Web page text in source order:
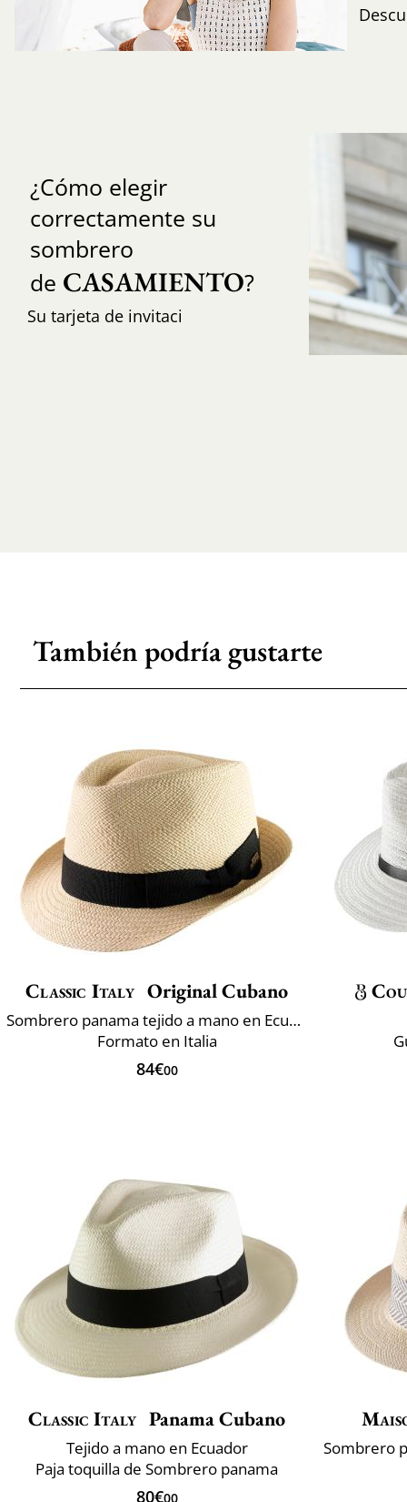
¿Cómo elegir
correctamente su
sombrero
de CASAMIENTO?
Su tarjeta de invitaci
También podría gustarte
Classic Italy Original Cubano
Sombrero panama tejido a mano en Ecuador
Formato en Italia
84€00
Classic Italy Panama Cubano
Tejido a mano en Ecuador
Paja toquilla de Sombrero panama
80€00